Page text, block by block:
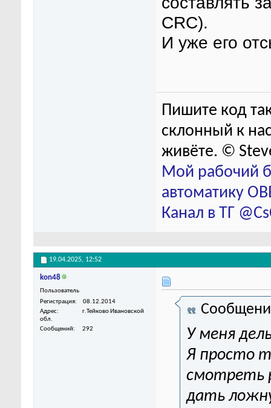
CRC).
И уже его
Пишите код
склонный к
живёте. ©
Мой рабочий
автоматику
Канал в ТГ
19.04.2025, 12:52
kon48
Пользователь
Регистрация
08.12.2014
Адрес
г.Тейково Ивановской
обл.
Сообщений
292
У меня
Я просто
смотреть
дать